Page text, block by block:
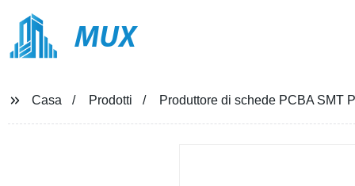
MUX
Casa Prodotti Produttore di schede PCBA SMT